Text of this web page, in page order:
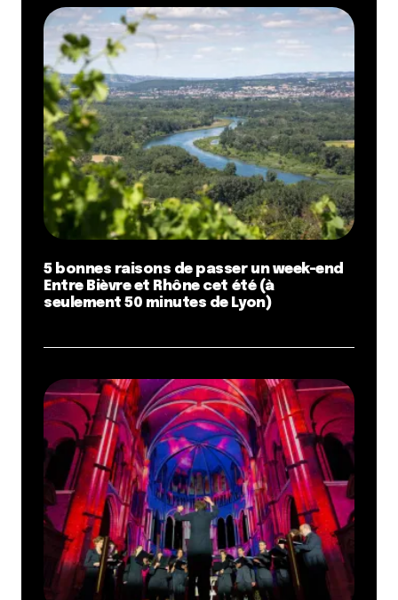
5 bonnes raisons de passer un week-end
Entre Bièvre et Rhône cet été (à
seulement 50 minutes de Lyon)